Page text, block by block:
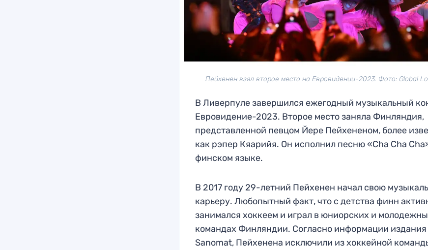
Пейхенен взял второе место на Евровидении-2023. Фото: Global
В Ливерпуле завершился ежегодный музыкальный
Евровидение-2023. Второе место заняла Финляндия,
представленной певцом Йере Пейхененом, более
как рэпер Кяарийя. Он исполнил песню «Cha Cha
финском языке.
В 2017 году 29-летний Пейхенен начал свою
карьеру. Любопытный факт, что с детства финн
занимался хоккеем и играл в юниорских и
командах Финляндии. Согласно информации издания
Sanomat, Пейхенена исключили из хоккейной